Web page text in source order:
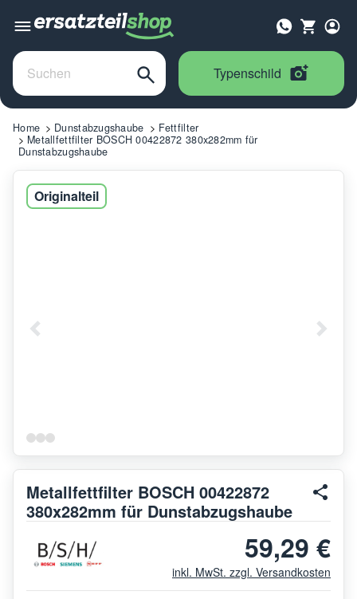
Typenschild
Home Dunstabzugshaube
Fettfilter
Metallfettfilter BOSCH 00422872 380x282mm für
Dunstabzugshaube
Originalteil
Metallfettfilter BOSCH 00422872
380x282mm für Dunstabzugshaube
59,29 €
inkl. MwSt. zzgl. Versandkosten